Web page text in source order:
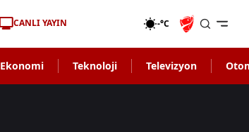
CANLI YAYIN -°C
Ekonomi Teknoloji Televizyon